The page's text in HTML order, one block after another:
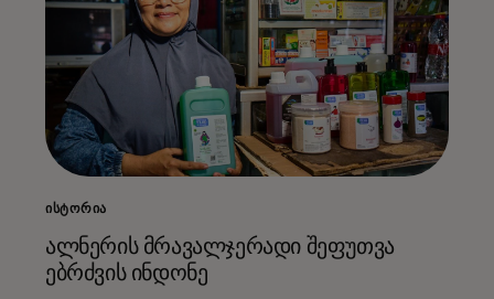
ᲘᲡᲢᲝᲠᲘᲐ
ალნერის მრავალჯერადი შეფუთვა
ებრძვის ინდონე